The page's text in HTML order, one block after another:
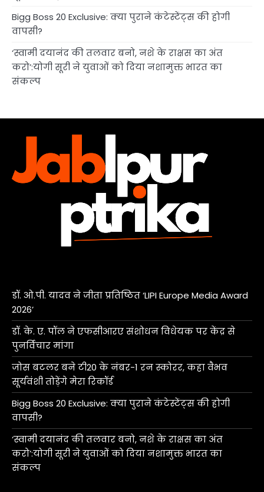
Bigg Boss 20 Exclusive: क्या पुराने कंटेस्टेंट्स की होगी
वापसी?
‘स्वामी दयानंद की तलवार बनो, नशे के राक्षस का अंत
करो’:योगी सूरी ने युवाओं को दिया नशामुक्त भारत का
संकल्प
डॉ. ओ.पी. यादव ने जीता प्रतिष्ठित ‘LIPI Europe Media Award
2026’
डॉ. के. ए. पॉल ने एफसीआरए संशोधन विधेयक पर केंद्र से
पुनर्विचार मांगा
जोस बटलर बने टी20 के नंबर-1 रन स्कोरर, कहा वैभव
सूर्यवंशी तोड़ेंगे मेरा रिकॉर्ड
Bigg Boss 20 Exclusive: क्या पुराने कंटेस्टेंट्स की होगी
वापसी?
‘स्वामी दयानंद की तलवार बनो, नशे के राक्षस का अंत
करो’:योगी सूरी ने युवाओं को दिया नशामुक्त भारत का
संकल्प